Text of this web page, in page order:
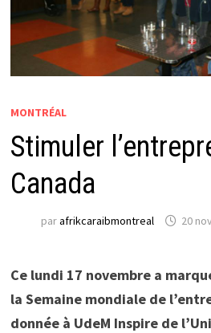
MONTRÉAL
Stimuler
Canada
parafrikcaraibmontreal 20
Ce lundi 17 novembre a
la Semaine mondiale de
donnée à UdeM Inspire de